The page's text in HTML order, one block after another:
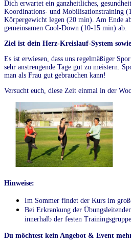
Dich erwartet ein ganzheitliches,
Koordinations- und Mobilisationstraining
Körpergewicht legen (20 min). Am Ende
gemeinsamen Cool-Down (10-15 min) ab.
Ziel ist dein Herz-Kreislauf-System
Es ist erwiesen, dass uns regelmäßiger
sehr anstrengende Tage gut zu meistern.
man als Frau gut gebrauchen kann!
Versucht euch, diese Zeit einmal in der
Hinweise:
Im Sommer findet der Kurs im
Bei Erkrankung der
innerhalb der festen
Du möchtest kein Angebot & Event